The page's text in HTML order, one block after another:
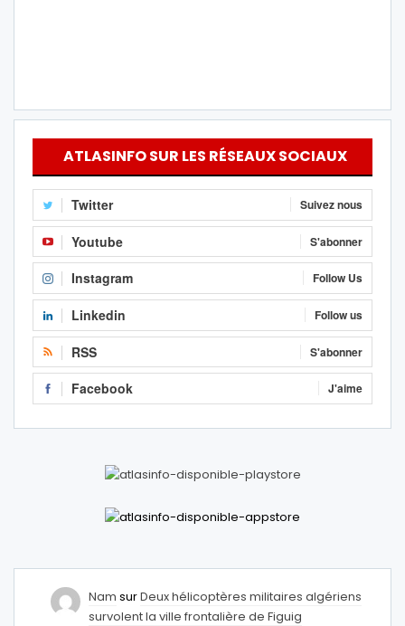
ATLASINFO SUR LES RÉSEAUX SOCIAUX
Twitter Suivez nous
Youtube S'abonner
Instagram Follow Us
Linkedin Follow us
RSS S'abonner
Facebook J'aime
Nam surDeux hélicoptères militaires algériens
survolent la ville frontalière de Figuig